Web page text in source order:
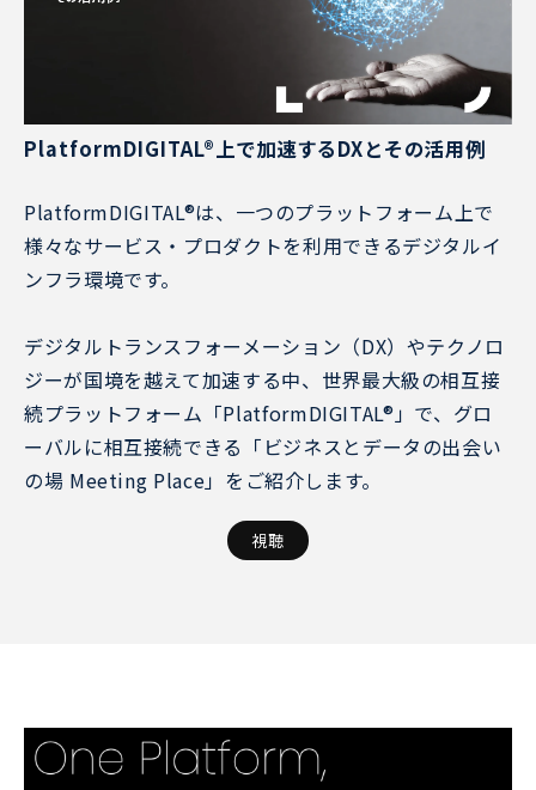
PlatformDIGITAL®上で加速するDXとその活用例
PlatformDIGITAL®は、一つのプラットフォーム上で
様々なサービス・プロダクトを利用できるデジタルイ
ンフラ環境です。
デジタルトランスフォーメーション（DX）やテクノロ
ジーが国境を越えて加速する中、世界最大級の相互接
続プラットフォーム「PlatformDIGITAL®」で、グロ
ーバルに相互接続できる「ビジネスとデータの出会い
の場 Meeting Place」をご紹介します。
視聴